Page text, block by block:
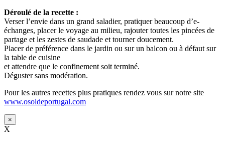
Déroulé de la recette :
Verser l’envie dans un grand saladier, pratiquer beaucoup d’e-
échanges, placer le voyage au milieu, rajouter toutes les pincées de
partage et les zestes de saudade et tourner doucement.
Placer de préférence dans le jardin ou sur un balcon ou à défaut sur
la table de cuisine
et attendre que le confinement soit terminé.
Déguster sans modération.
Pour les autres recettes plus pratiques rendez vous sur notre site
www.osoldeportugal.com
×
X